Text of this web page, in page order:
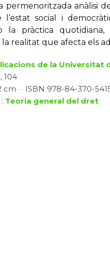
permenoritzada anàlisi
l’estat social i
la pràctica
realitat que afecta els
de la Universitat
, 104
cm · · ISBN 978-84-370-
Teoria general del dret